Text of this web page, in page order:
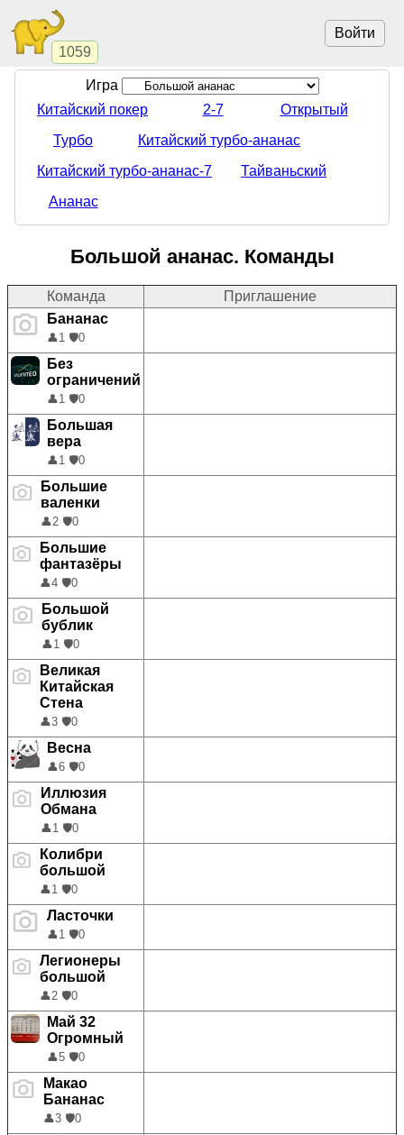
1059
Войти
Игра
Китайский покер
2-7
Открытый
Турбо
Китайский турбо-ананас
Китайский турбо-ананас-7
Тайваньский
Ананас
Большой ананас. Команды
Команда
Приглашение
Бананас
👤1 🛡️0
Без
ограничений
👤1 🛡️0
Большая
вера
👤1 🛡️0
Большие
валенки
👤2 🛡️0
Большие
фантазёры
👤4 🛡️0
Большой
бублик
👤1 🛡️0
Великая
Китайская
Стена
👤3 🛡️0
Весна
👤6 🛡️0
Иллюзия
Обмана
👤1 🛡️0
Колибри
большой
👤1 🛡️0
Ласточки
👤1 🛡️0
Легионеры
большой
👤2 🛡️0
Май 32
Огромный
👤5 🛡️0
Макао
Бананас
👤3 🛡️0